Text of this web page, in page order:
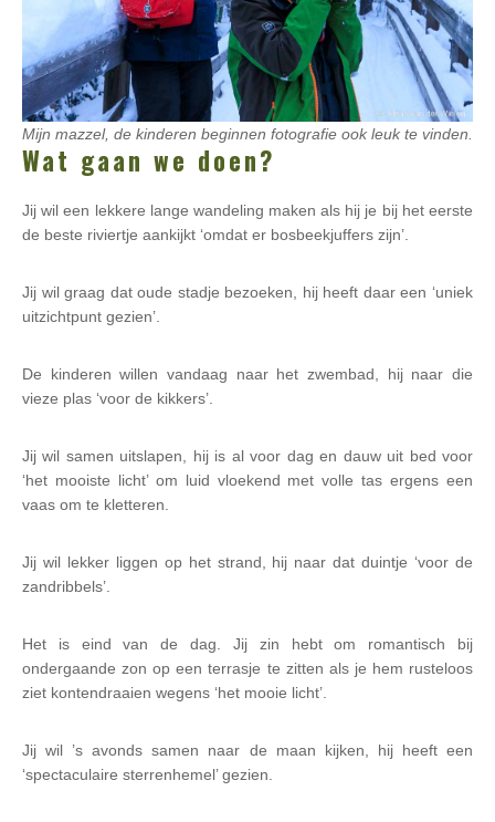
Mijn mazzel, de kinderen beginnen fotografie ook leuk te vinden.
Wat gaan we doen?
Jij wil een lekkere lange wandeling maken als hij je bij het eerste
de beste riviertje aankijkt ‘omdat er bosbeekjuffers zijn’.
Jij wil graag dat oude stadje bezoeken, hij heeft daar een ‘uniek
uitzichtpunt gezien’.
De kinderen willen vandaag naar het zwembad, hij naar die
vieze plas ‘voor de kikkers’.
Jij wil samen uitslapen, hij is al voor dag en dauw uit bed voor
‘het mooiste licht’ om luid vloekend met volle tas ergens een
vaas om te kletteren.
Jij wil lekker liggen op het strand, hij naar dat duintje ‘voor de
zandribbels’.
Het is eind van de dag. Jij zin hebt om romantisch bij
ondergaande zon op een terrasje te zitten als je hem rusteloos
ziet kontendraaien wegens ‘het mooie licht’.
Jij wil ’s avonds samen naar de maan kijken, hij heeft een
‘spectaculaire sterrenhemel’ gezien.